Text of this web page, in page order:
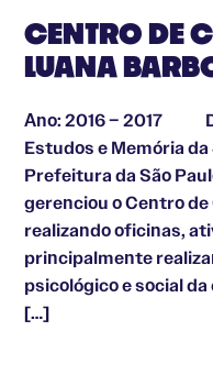
CENTRO DE
LUANA
Ano: 2016 – 2017
Estudos e Memória
Prefeitura da São
gerenciou o Centro de
realizando oficinas,
principalmente
psicológico e social
[…]